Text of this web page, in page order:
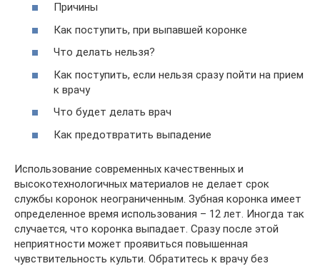
Причины
Как поступить, при выпавшей коронке
Что делать нельзя?
Как поступить, если нельзя сразу пойти на прием
к врачу
Что будет делать врач
Как предотвратить выпадение
Использование современных качественных и
высокотехнологичных материалов не делает срок
службы коронок неограниченным. Зубная коронка имеет
определенное время использования – 12 лет. Иногда так
случается, что коронка выпадает. Сразу после этой
неприятности может проявиться повышенная
чувствительность культи. Обратитесь к врачу без